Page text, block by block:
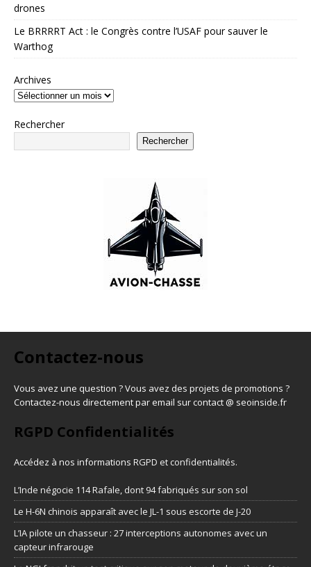
drones
Le BRRRRT Act : le Congrès contre l’USAF pour sauver le
Warthog
Archives
Rechercher
Rechercher
Contactez-nous
Vous avez une question ? Vous avez des projets de promotions ?
Contactez-nous directement par email sur contact @ seoinside.fr
RGPD Confidentialités
Accédez à nos informations RGPD et confidentialités.
L’Inde négocie 114 Rafale, dont 94 fabriqués sur son sol
Le H-6N chinois apparaît avec le JL-1 sous escorte de J-20
L’IA pilote un chasseur : 27 interceptions autonomes avec un
capteur infrarouge